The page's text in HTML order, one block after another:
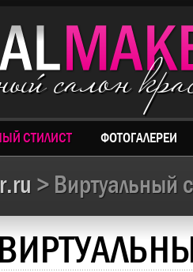
салон
СТИЛИСТ ФОТОГАЛЕРЕИ
> Виртуальный